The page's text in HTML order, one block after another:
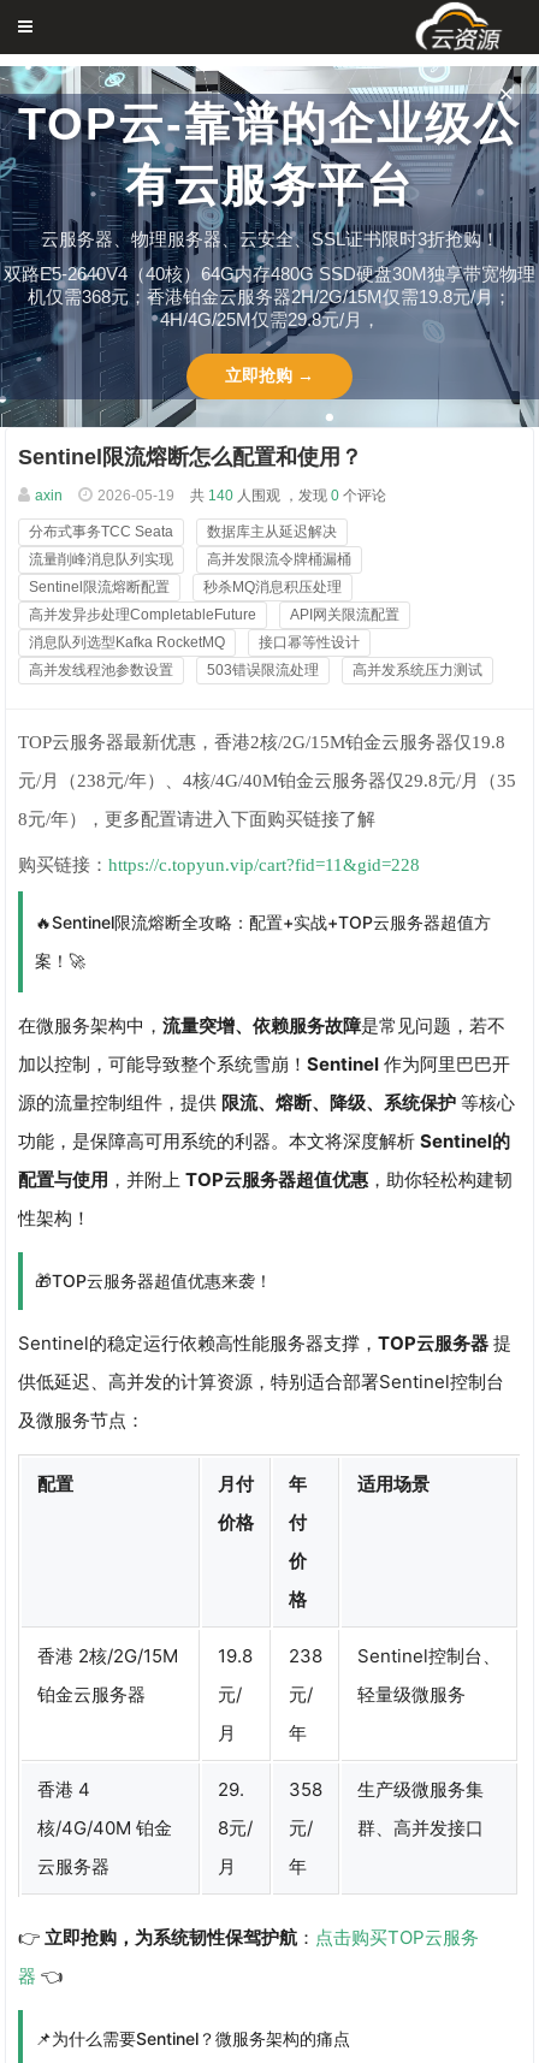
TOP云-靠谱的企业级公
有云服务平台
云服务器、物理服务器、云安全、SSL证书限时3折抢购！
双路E5-2640V4（40核）64G内存480G SSD硬盘30M独享带宽物理
机仅需368元；香港铂金云服务器2H/2G/15M仅需19.8元/月；
4H/4G/25M仅需29.8元/月，
立即抢购 →
✕
Sentinel限流熔断怎么配置和使用？
axin 2026-05-19 共 140 人围观 ，发现 0 个评论
分布式事务TCC Seata
数据库主从延迟解决
流量削峰消息队列实现
高并发限流令牌桶漏桶
Sentinel限流熔断配置
秒杀MQ消息积压处理
高并发异步处理CompletableFuture
API网关限流配置
消息队列选型Kafka RocketMQ
接口幂等性设计
高并发线程池参数设置
503错误限流处理 高并发系统压力测试
TOP云服务器最新优惠，香港2核/2G/15M铂金云服务器仅19.8
元/月（238元/年）、4核/4G/40M铂金云服务器仅29.8元/月（35
8元/年），更多配置请进入下面购买链接了解
购买链接：https://c.topyun.vip/cart?fid=11&gid=228
🔥Sentinel限流熔断全攻略：配置+实战+TOP云服务器超值方
案！🚀
在微服务架构中，流量突增、依赖服务故障是常见问题，若不
加以控制，可能导致整个系统雪崩！Sentinel 作为阿里巴巴开
源的流量控制组件，提供 限流、熔断、降级、系统保护 等核心
功能，是保障高可用系统的利器。本文将深度解析Sentinel的
配置与使用 ，并附上TOP云服务器超值优惠 ，助你轻松构建韧
性架构！
🎁TOP云服务器超值优惠来袭！
Sentinel的稳定运行依赖高性能服务器支撑，TOP云服务器 提
供低延迟、高并发的计算资源，特别适合部署Sentinel控制台
及微服务节点：
配置
月付
价格
年
付
价
格
适用场景
香港 2核/2G/15M
铂金云服务器
19.8
元/
月
238
元/
年
Sentinel控制台、
轻量级微服务
香港 4
核/4G/40M 铂金
云服务器
29.
8元/
月
358
元/
年
生产级微服务集
群、高并发接口
👉立即抢购，为系统韧性保驾护航 ： 点击购买TOP云服务
器 👈
📌为什么需要Sentinel？微服务架构的痛点